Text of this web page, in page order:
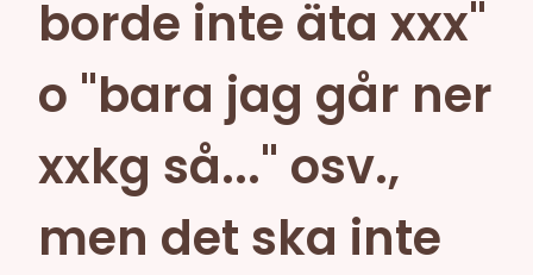
borde inte äta xxx"
o "bara jag går ner
xxkg så..." osv.,
men det ska inte